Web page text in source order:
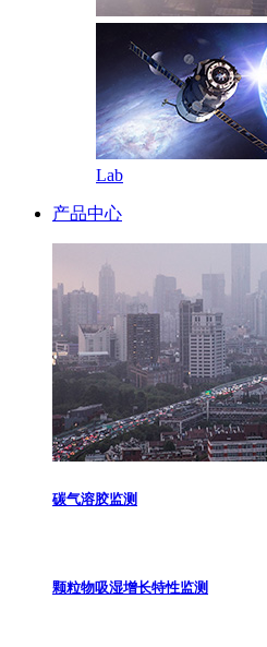
Lab
产品中心
碳气溶胶监测
颗粒物吸湿增长特性监测